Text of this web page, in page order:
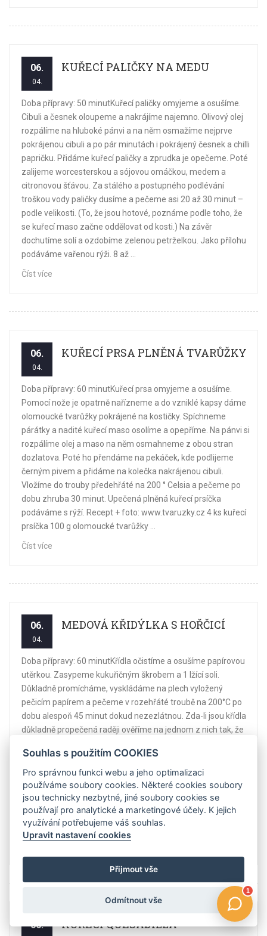
06.
04.
KUŘECÍ PALIČKY NA MEDU
Doba přípravy: 50 minutKuřecí paličky omyjeme a osušíme.
Cibuli a česnek oloupeme a nakrájíme najemno. Olivový olej
rozpálíme na hluboké pánvi a na něm osmažíme nejprve
pokrájenou cibuli a po pár minutách i pokrájený česnek a chilli
papričku. Přidáme kuřecí paličky a zprudka je opečeme. Poté
zalijeme worcesterskou a sójovou omáčkou, medem a
citronovou šťávou. Za stálého a postupného podlévání
troškou vody paličky dusíme a pečeme asi 20 až 30 minut –
podle velikosti. (To, že jsou hotové, poznáme podle toho, že
se kuřecí maso začne oddělovat od kosti.) Na závěr
dochutíme solí a ozdobíme zelenou petrželkou. Jako přílohu
podáváme vařenou rýži. 8 až ...
Číst více
06.
04.
KUŘECÍ PRSA PLNĚNÁ TVARŮŽKY
Doba přípravy: 60 minutKuřecí prsa omyjeme a osušíme.
Pomocí nože je opatrně nařízneme a do vzniklé kapsy dáme
olomoucké tvarůžky pokrájené na kostičky. Spíchneme
párátky a nadité kuřecí maso osolíme a opepříme. Na pánvi si
rozpálíme olej a maso na něm osmahneme z obou stran
dozlatova. Poté ho přendáme na pekáček, kde podlijeme
černým pivem a přidáme na kolečka nakrájenou cibuli.
Vložíme do trouby předehřáté na 200 ° Celsia a pečeme po
dobu zhruba 30 minut. Upečená plněná kuřecí prsíčka
podáváme s rýží. Recept + foto: www.tvaruzky.cz 4 ks kuřecí
prsíčka 100 g olomoucké tvarůžky ...
Číst více
06.
04.
MEDOVÁ KŘIDÝLKA S HOŘČICÍ
Doba přípravy: 60 minutKřídla očistíme a osušíme papírovou
utěrkou. Zasypeme kukuřičným škrobem a 1 lžící soli.
Důkladně promícháme, vyskládáme na plech vyložený
pečicím papírem a pečeme v rozehřáté troubě na 200°C po
dobu alespoň 45 minut dokud nezezlátnou. Zda-li jsou křídla
důkladně propečená raději ověříme na jednom z nich tak, že
přimícháme dijonskou hořčici. Přidáme ½ lžíce soli a lžičku
pepře. Promícháme a necháme asi minutu provařit. Poté
přidáme pečená křidýlka a důkladně je ve směsi obalíme.
Hotová křídla vyskládáme na talíř a posypeme sezamovými
semínky. Podáváme například s rajčatovou marinádou a
zeleninou. ...
06. KUŘECÍ QUESADILLA
Souhlas s použitím COOKIES
Pro správnou funkci webu a jeho optimalizaci
používáme soubory cookies. Některé cookies soubory
jsou technicky nezbytné, jiné soubory cookies se
používají pro analytické a marketingové účely. K jejich
využívání potřebujeme váš souhlas.
Upravit nastavení cookies
Přijmout vše
Odmítnout vše